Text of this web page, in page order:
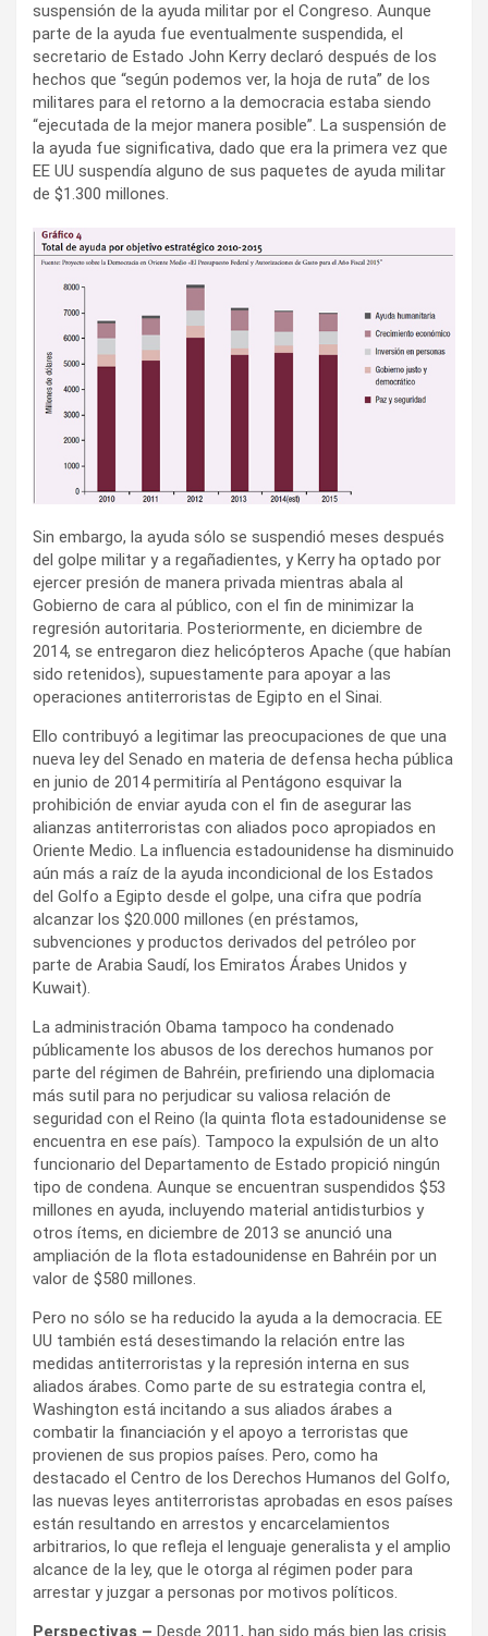
suspensión de la ayuda militar por el Congreso. Aunque
parte de la ayuda fue eventualmente suspendida, el
secretario de Estado John Kerry declaró después de los
hechos que “según podemos ver, la hoja de ruta” de los
militares para el retorno a la democracia estaba siendo
“ejecutada de la mejor manera posible”. La suspensión de
la ayuda fue significativa, dado que era la primera vez que
EE UU suspendía alguno de sus paquetes de ayuda militar
de $1.300 millones.
Sin embargo, la ayuda sólo se suspendió meses después
del golpe militar y a regañadientes, y Kerry ha optado por
ejercer presión de manera privada mientras abala al
Gobierno de cara al público, con el fin de minimizar la
regresión autoritaria. Posteriormente, en diciembre de
2014, se entregaron diez helicópteros Apache (que habían
sido retenidos), supuestamente para apoyar a las
operaciones antiterroristas de Egipto en el Sinai.
Ello contribuyó a legitimar las preocupaciones de que una
nueva ley del Senado en materia de defensa hecha pública
en junio de 2014 permitiría al Pentágono esquivar la
prohibición de enviar ayuda con el fin de asegurar las
alianzas antiterroristas con aliados poco apropiados en
Oriente Medio. La influencia estadounidense ha disminuido
aún más a raíz de la ayuda incondicional de los Estados
del Golfo a Egipto desde el golpe, una cifra que podría
alcanzar los $20.000 millones (en préstamos,
subvenciones y productos derivados del petróleo por
parte de Arabia Saudí, los Emiratos Árabes Unidos y
Kuwait).
La administración Obama tampoco ha condenado
públicamente los abusos de los derechos humanos por
parte del régimen de Bahréin, prefiriendo una diplomacia
más sutil para no perjudicar su valiosa relación de
seguridad con el Reino (la quinta flota estadounidense se
encuentra en ese país). Tampoco la expulsión de un alto
funcionario del Departamento de Estado propició ningún
tipo de condena. Aunque se encuentran suspendidos $53
millones en ayuda, incluyendo material antidisturbios y
otros ítems, en diciembre de 2013 se anunció una
ampliación de la flota estadounidense en Bahréin por un
valor de $580 millones.
Pero no sólo se ha reducido la ayuda a la democracia. EE
UU también está desestimando la relación entre las
medidas antiterroristas y la represión interna en sus
aliados árabes. Como parte de su estrategia contra el,
Washington está incitando a sus aliados árabes a
combatir la financiación y el apoyo a terroristas que
provienen de sus propios países. Pero, como ha
destacado el Centro de los Derechos Humanos del Golfo,
las nuevas leyes antiterroristas aprobadas en esos países
están resultando en arrestos y encarcelamientos
arbitrarios, lo que refleja el lenguaje generalista y el amplio
alcance de la ley, que le otorga al régimen poder para
arrestar y juzgar a personas por motivos políticos.
Perspectivas – Desde 2011, han sido más bien las crisis